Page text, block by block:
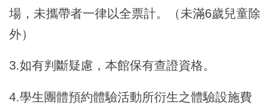
場，未攜帶者一律以全票計。（未滿6歲兒童除
外）
3.如有判斷疑慮，本館保有查證資格。
4.學生團體預約體驗活動所衍生之體驗設施費